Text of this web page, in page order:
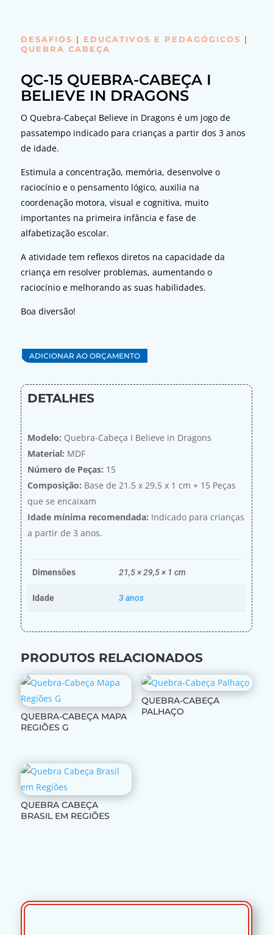
DESAFIOS | EDUCATIVOS E PEDAGÓGICOS |
QUEBRA CABEÇA
QC-15 QUEBRA-CABEÇA I
BELIEVE IN DRAGONS
O Quebra-CabeçaI Believe in Dragons é um jogo de
passatempo indicado para crianças a partir dos 3 anos
de idade.
Estimula a concentração, memória, desenvolve o
raciocínio e o pensamento lógico, auxilia na
coordenação motora, visual e cognitiva, muito
importantes na primeira infância e fase de
alfabetização escolar.
A atividade tem reflexos diretos na capacidade da
criança em resolver problemas, aumentando o
raciocínio e melhorando as suas habilidades.
Boa diversão!
ADICIONAR AO ORÇAMENTO
DETALHES
Modelo: Quebra-Cabeça I Believe in Dragons
Material: MDF
Número de Peças: 15
Composição: Base de 21.5 x 29,5 x 1 cm + 15 Peças
que se encaixam
Idade mínima recomendada: Indicado para crianças
a partir de 3 anos.
Dimensões 21,5 × 29,5 × 1 cm
Idade 3 anos
PRODUTOS RELACIONADOS
QUEBRA-CABEÇA MAPA
REGIÕES G
QUEBRA-CABEÇA
PALHAÇO
QUEBRA CABEÇA
BRASIL EM REGIÕES